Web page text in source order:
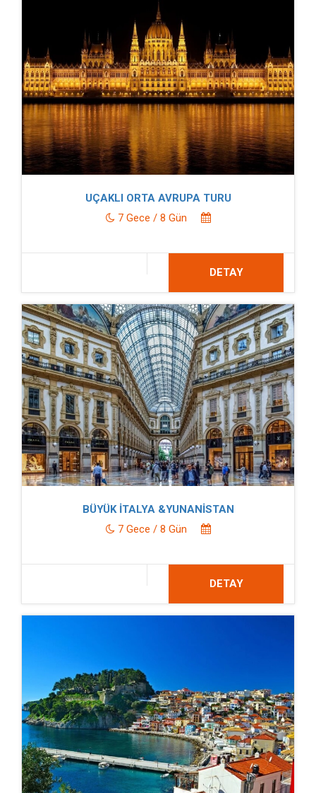
UÇAKLI ORTA AVRUPA TURU
7 Gece / 8 Gün
DETAY
BÜYÜK İTALYA &YUNANİSTAN
7 Gece / 8 Gün
DETAY